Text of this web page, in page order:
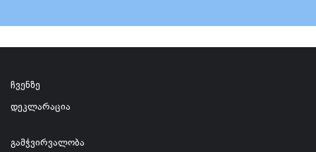
ჩვენზე
დეკლარაცია
გამჭვირვალობა